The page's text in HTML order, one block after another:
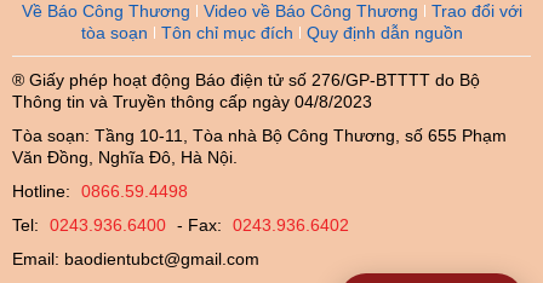
Về Báo Công Thương Video về Báo Công Thương
Trao đổi với
tòa soạn
Tôn chỉ mục đích Quy định dẫn nguồn
® Giấy phép hoạt động Báo điện tử số 276/GP-BTTTT do Bộ
Thông tin và Truyền thông cấp ngày 04/8/2023
Tòa soạn: Tầng 10-11, Tòa nhà Bộ Công Thương, số 655 Phạm
Văn Đồng, Nghĩa Đô, Hà Nội.
Hotline:
0866.59.4498
Tel:
0243.936.6400 - Fax:
0243.936.6402
Email: baodientubct@gmail.com